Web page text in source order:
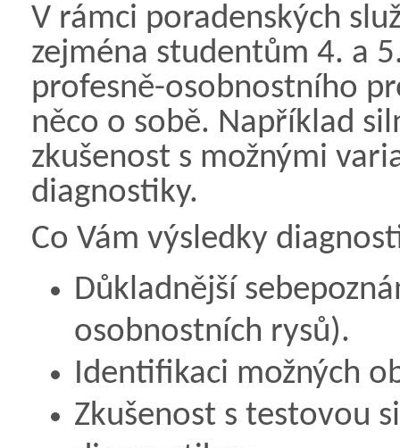
V rámci poradenských
zejména studentům 4. a
profesně-osobnostního
něco o sobě. Například
zkušenost s možnými
diagnostiky.
Co Vám výsledky
Důkladnější
osobnostních rysů).
Identifikaci možných
Zkušenost s testovou